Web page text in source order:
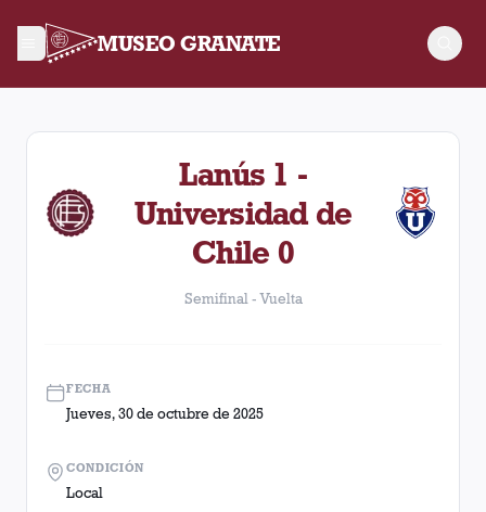
MUSEO GRANATE
Semifinal - Vuelta. Partido entre Lanús y Universidad de
Lanús 1 -
Universidad de
Chile 0
Semifinal - Vuelta
FECHA
Jueves, 30 de octubre de 2025
CONDICIÓN
Local